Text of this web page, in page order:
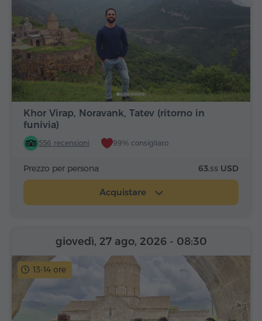
Khor Virap, Noravank, Tatev (ritorno in
funivia)
556 recensioni 99% consigliato
Prezzo per persona 63.55 USD
Acquistare
13-14 ore
giovedì, 27 ago, 2026 - 08:30